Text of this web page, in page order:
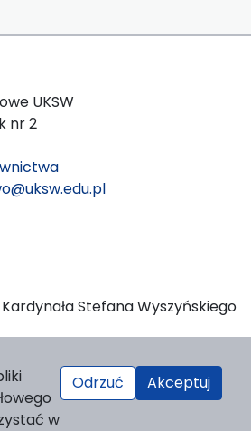
UKSW
nr 2
Stefana Wyszyńskiego
by OJS/PKP
w
Odrzuć Akceptuj